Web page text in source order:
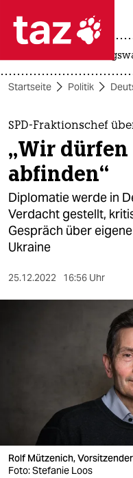
 taz
themen
politik
öko
gesellschaft
kultur
sport
veranstaltungen
Startseite Politik
SPD-Fraktionschef
„Wir
abfinden“
Diplomatie werde in
Verdacht gestellt,
Gespräch über
Ukraine
25.12.2022 16:56 Uhr
Rolf Mützenich,
Foto: Stefanie Loos